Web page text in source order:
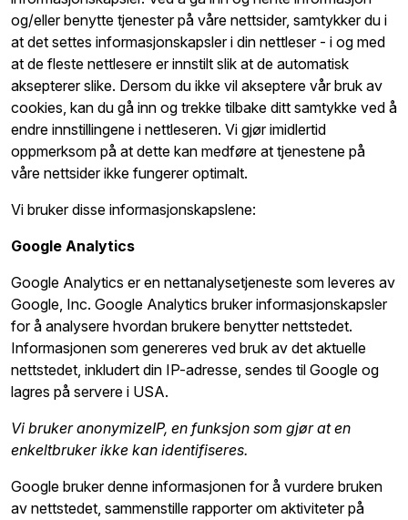
og/eller benytte tjenester på våre nettsider, samtykker du i
at det settes informasjonskapsler i din nettleser - i og med
at de fleste nettlesere er innstilt slik at de automatisk
aksepterer slike. Dersom du ikke vil akseptere vår bruk av
cookies, kan du gå inn og trekke tilbake ditt samtykke ved å
endre innstillingene i nettleseren. Vi gjør imidlertid
oppmerksom på at dette kan medføre at tjenestene på
våre nettsider ikke fungerer optimalt.
Vi bruker disse informasjonskapslene:
Google Analytics
Google Analytics er en nettanalysetjeneste som leveres av
Google, Inc. Google Analytics bruker informasjonskapsler
for å analysere hvordan brukere benytter nettstedet.
Informasjonen som genereres ved bruk av det aktuelle
nettstedet, inkludert din IP-adresse, sendes til Google og
lagres på servere i USA.
Vi bruker anonymizeIP, en funksjon som gjør at en
enkeltbruker ikke kan identifiseres.
Google bruker denne informasjonen for å vurdere bruken
av nettstedet, sammenstille rapporter om aktiviteter på